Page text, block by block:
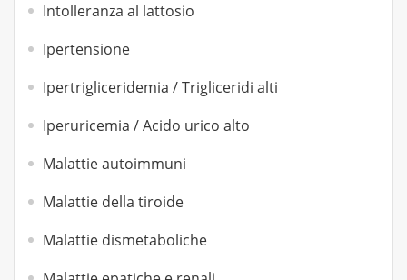
Intolleranza al lattosio
Ipertensione
Ipertrigliceridemia / Trigliceridi alti
Iperuricemia / Acido urico alto
Malattie autoimmuni
Malattie della tiroide
Malattie dismetaboliche